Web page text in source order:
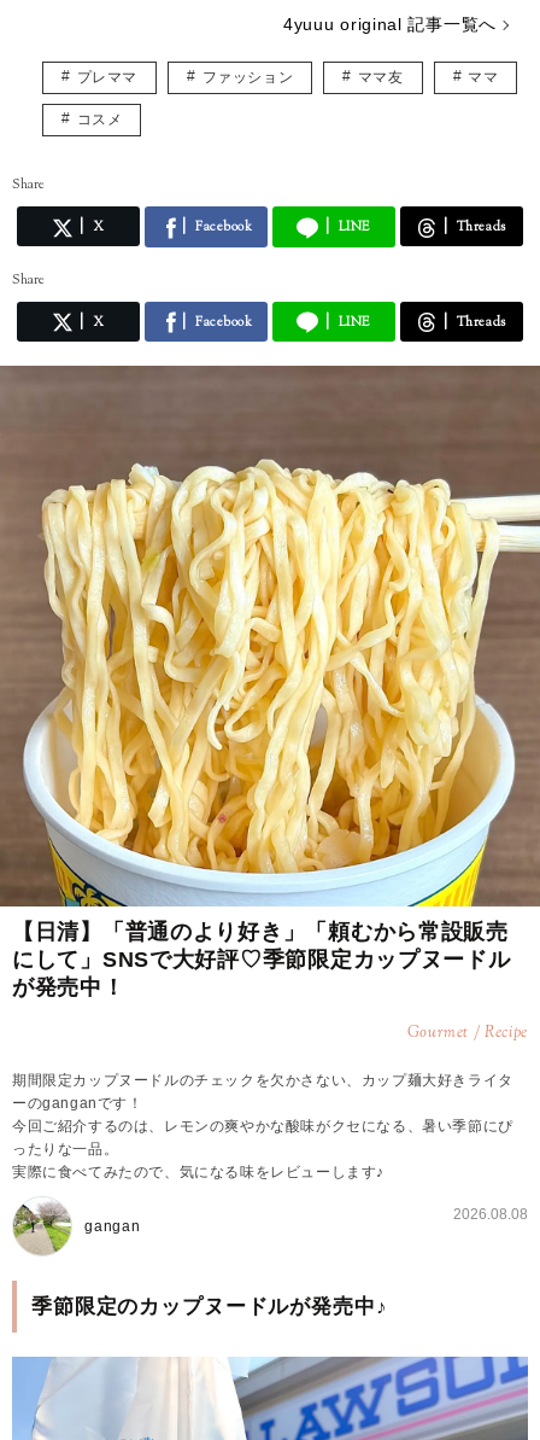
4yuuu original 記事一覧へ
プレママ ファッション ママ友 ママ
コスメ
Share
X Facebook LINE Threads
Share
X Facebook LINE Threads
【日清】「普通のより好き」「頼むから常設販売
にして」SNSで大好評♡季節限定カップヌードル
が発売中！
Gourmet / Recipe
期間限定カップヌードルのチェックを欠かさない、カップ麺大好きライタ
ーのganganです！
今回ご紹介するのは、レモンの爽やかな酸味がクセになる、暑い季節にぴ
ったりな一品。
実際に食べてみたので、気になる味をレビューします♪
gangan
2026.08.08
季節限定のカップヌードルが発売中♪